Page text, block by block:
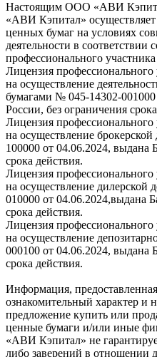
Настоящим ООО «АВИ
«АВИ Кэпитал»
ценных бумаг на условиях
деятельности в
профессионального
Лицензия
на осуществление
бумагами № 045-14302-
России, без ограничения
Лицензия
на осуществление
100000 от 04.06.2024, выдана
срока действия.
Лицензия
на осуществление дилерской
010000 от 04.06.2024,выдана
срока действия.
Лицензия
на осуществление
000100 от 04.06.2024, выдана
срока действия.
Информация,
ознакомительный характер и
предложение купить или
ценные бумаги и/или иные
«АВИ Кэпитал» не
либо заверений в отношении